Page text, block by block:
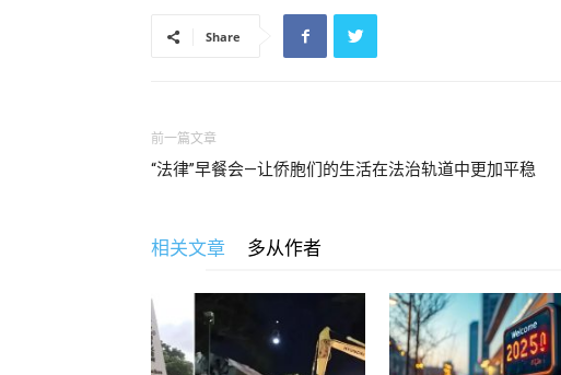
Share
前一篇文章
“法律”早餐会—让侨胞们的生活在法治轨道中更加平稳
相关文章 多从作者